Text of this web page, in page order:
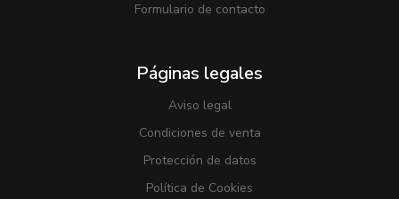
Formulario de contacto
Páginas legales
Aviso legal
Condiciones de venta
Protección de datos
Política de Cookies